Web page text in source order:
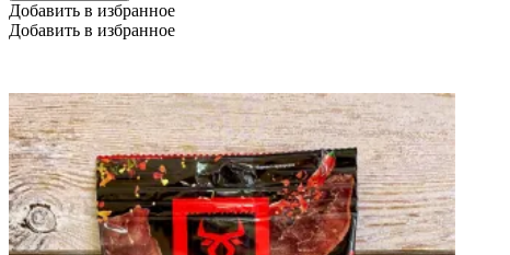
Добавить в избранное
Добавить в избранное